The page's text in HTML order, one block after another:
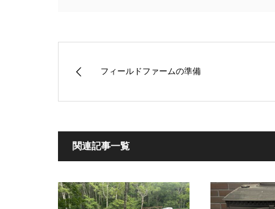
フィールドファームの準備
関連記事一覧